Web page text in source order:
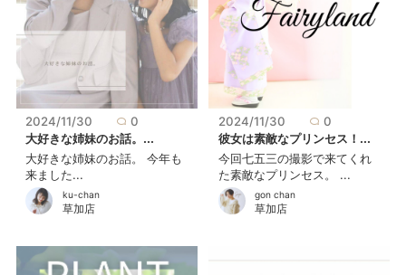
2024/11/30
0
大好きな姉妹のお話。...
大好きな姉妹のお話。 今年も
来ました...
ku-chan
草加店
2024/11/30
0
彼女は素敵なプリンセス！...
今回七五三の撮影で来てくれ
た素敵なプリンセス。 ...
gon chan
草加店